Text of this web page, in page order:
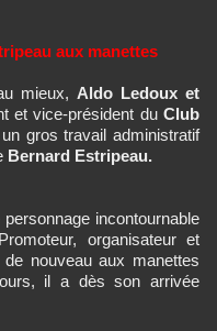
aux manettes
mieux, Aldo Ledoux et
et vice-président duClub
gros travail administratif
Bernard Estripeau.
incontournable
organisateur et
nouveau aux manettes
il a dès son arrivée